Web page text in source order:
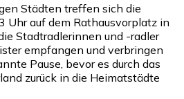
Städten treffen sich die
Uhr auf dem Rathausvorplatz in
Stadtradlerinnen und -radler
empfangen und verbringen
Pause, bevor es durch das
zurück in die Heimatstädte